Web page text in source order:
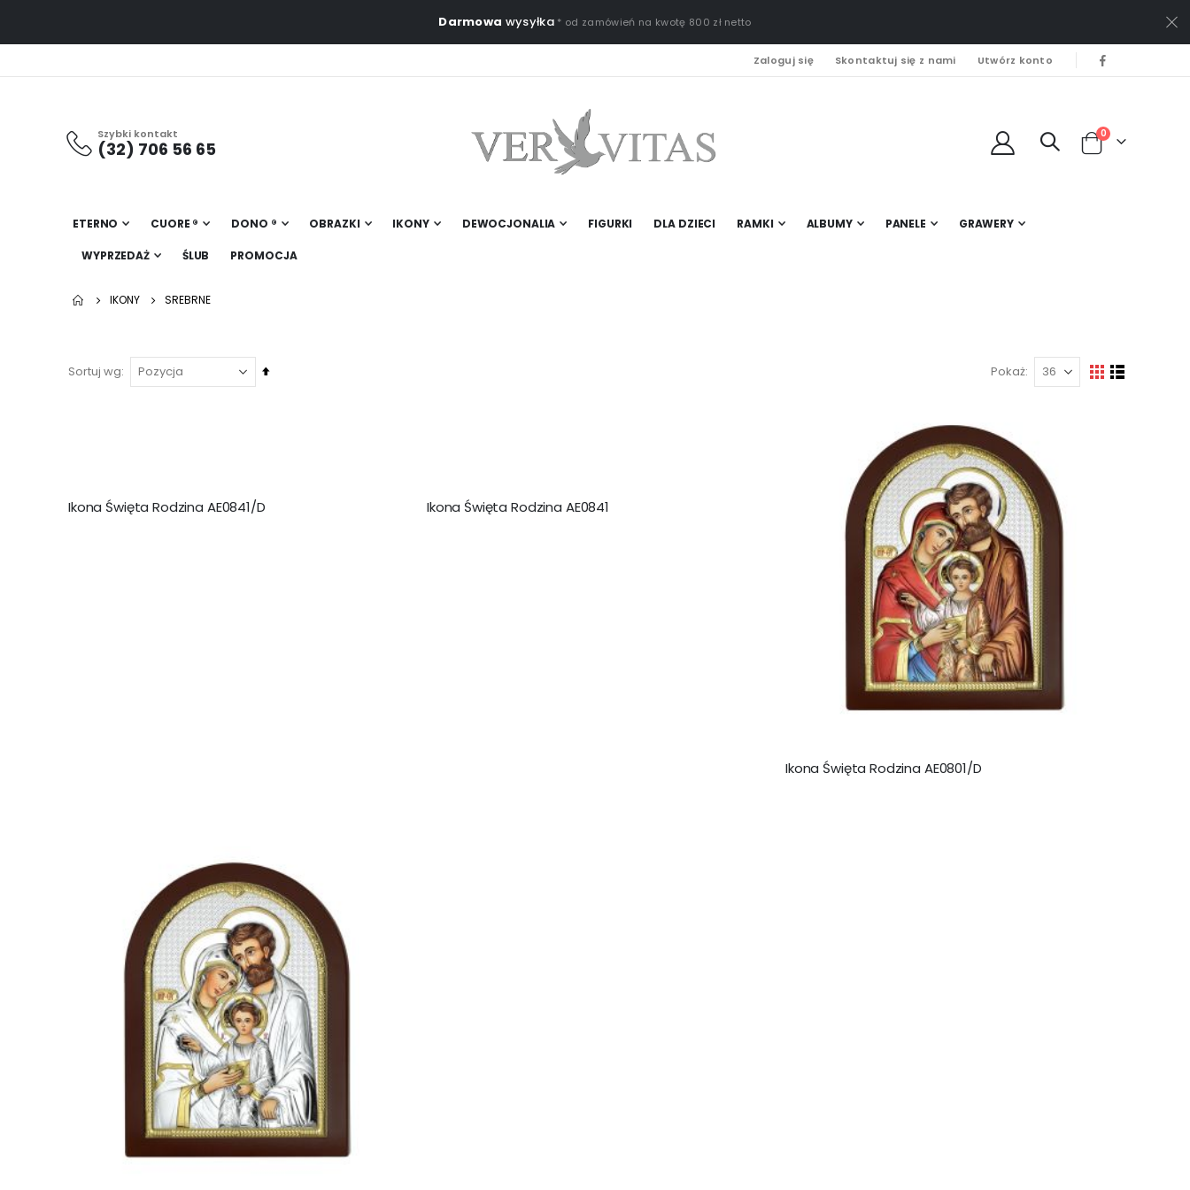
Darmowa wysyłka * od zamówień na kwotę 800 zł netto
Zaloguj się Skontaktuj się z nami Utwórz konto
Szybki kontakt
(32) 706 56 65 Cart
0
ETERNO CUORE ® DONO ® OBRAZKI IKONY DEWOCJONALIA FIGURKI DLA DZIECI RAMKI ALBUMY PANELE GRAWERY
WYPRZEDAŻ ŚLUB PROMOCJA
IKONY SREBRNE
Sortuj wg
Ustaw
Pokaż
Zobacz
Siatka
Lista
Ikona Święta Rodzina AE0841/D Ikona Święta Rodzina AE0841
Ikona Święta Rodzina AE0801/D